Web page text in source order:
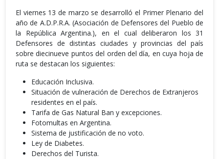
El viernes 13 de marzo se desarrolló el Primer Plenario del
año de A.D.P.R.A. (Asociación de Defensores del Pueblo de
la República Argentina.), en el cual deliberaron los 31
Defensores de distintas ciudades y provincias del país
sobre diecinueve puntos del orden del día, en cuya hoja de
ruta se destacan los siguientes:
Educación Inclusiva.
Situación de vulneración de Derechos de Extranjeros
residentes en el país.
Tarifa de Gas Natural Ban y excepciones.
Fotomultas en Argentina.
Sistema de justificación de no voto.
Ley de Diabetes.
Derechos del Turista.